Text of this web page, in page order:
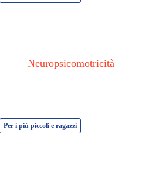
Neuropsicomotricità
Per i più piccoli e ragazzi